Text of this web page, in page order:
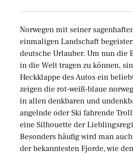
Norwegen mit seiner
einmaligen Landschaft
deutsche Urlauber. Um nun die
in die Welt tragen zu können,
Heckklappe des Autos ein
zeigen die rot-weiß-blaue
in allen denkbaren und
angelnde oder Ski fahrende
eine Silhouette der
Besonders häufig wird man
der bekanntesten Fjorde, wie